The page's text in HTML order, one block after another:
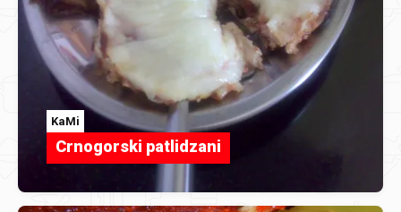
KaMi
Crnogorski patlidzani